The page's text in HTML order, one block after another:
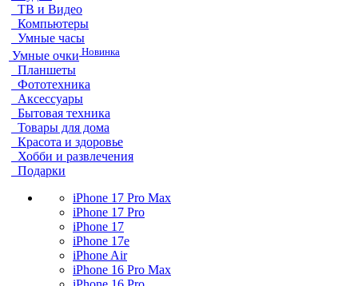
ТВ и Видео
Компьютеры
Умные часы
Умные очки Новинка
Планшеты
Фототехника
Аксессуары
Бытовая техника
Товары для дома
Красота и здоровье
Хобби и развлечения
Подарки
iPhone 17 Pro Max
iPhone 17 Pro
iPhone 17
iPhone 17e
iPhone Air
iPhone 16 Pro Max